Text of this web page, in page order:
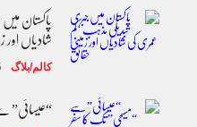
پاکستان
شادیاں اور
کالم/بلاگ
“عیسائی”